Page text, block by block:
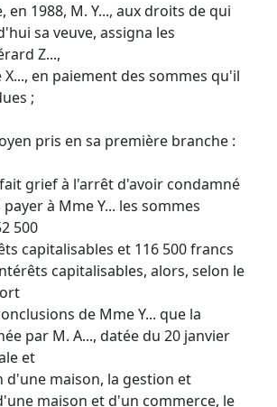
en 1988, M. Y..., aux droits de qui
sa veuve, assigna les
Z...,
X..., en paiement des sommes qu'il
;
pris en sa première branche :
grief à l'arrêt d'avoir condamné
payer à Mme Y... les sommes
500
capitalisables et 116 500 francs
capitalisables, alors, selon le
de Mme Y... que la
par M. A..., datée du 20 janvier
et
d'une maison, la gestion et
maison et d'un commerce, le